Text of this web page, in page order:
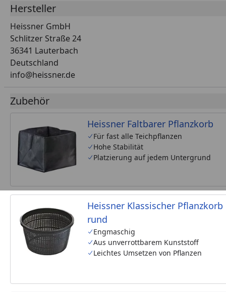
Hersteller
Heissner GmbH
Schlitzer Straße 24
36341 Lauterbach
Deutschland
info@heissner.de
Zubehör
Heissner Faltbarer Pflanzkorb
Für fast alle Teichpflanzen
Hohe Stabilität
Platzierung auf jedem Untergrund
Heissner Klassischer Pflanzkorb
rund
Engmaschig
Aus unverrottbarem Kunststoff
Leichtes Umsetzen von Pflanzen